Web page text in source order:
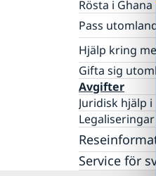
Rösta i Ghana
Pass utomlands
Förlust av
Provisoriskt
Provisoriskt
Hjälp kring
Om svenskt
Dubbelt
Registrera
Gifta sig
Avgifter
Juridisk hjälp i
Legaliseringar
Service för